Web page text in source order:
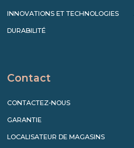
INNOVATIONS ET TECHNOLOGIES
DURABILITÉ
Contact
CONTACTEZ-NOUS
GARANTIE
LOCALISATEUR DE MAGASINS